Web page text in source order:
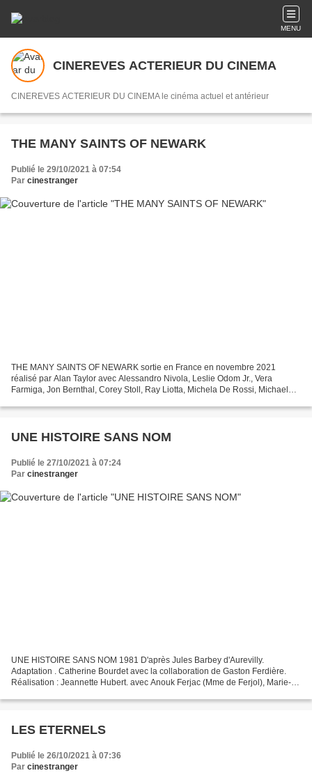
MENU
CINEREVES ACTERIEUR DU CINEMA
CINEREVES ACTERIEUR DU CINEMA le cinéma actuel et antérieur
THE MANY SAINTS OF NEWARK
Publié le 29/10/2021 à 07:54
Par cinestranger
THE MANY SAINTS OF NEWARK sortie en France en novembre 2021
réalisé par Alan Taylor avec Alessandro Nivola, Leslie Odom Jr., Vera
Farmiga, Jon Bernthal, Corey Stoll, Ray Liotta, Michela De Rossi, Michael
UNE HISTOIRE SANS NOM
Publié le 27/10/2021 à 07:24
Par cinestranger
UNE HISTOIRE SANS NOM 1981 D'après Jules Barbey d'Aurevilly.
Adaptation . Catherine Bourdet avec la collaboration de Gaston Ferdière.
Réalisation : Jeannette Hubert. avec Anouk Ferjac (Mme de Ferjol), Marie-
LES ETERNELS
Publié le 26/10/2021 à 07:36
Par cinestranger